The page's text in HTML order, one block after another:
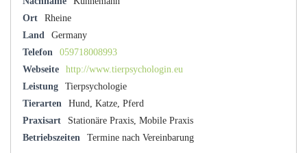
Ort
Rheine
Land
Germany
Telefon
059718008993
Webseite
http://www.tierpsychologin.eu
Leistung
Tierpsychologie
Tierarten
Hund, Katze, Pferd
Praxisart
Stationäre Praxis, Mobile Praxis
Betriebszeiten
Termine nach Vereinbarung